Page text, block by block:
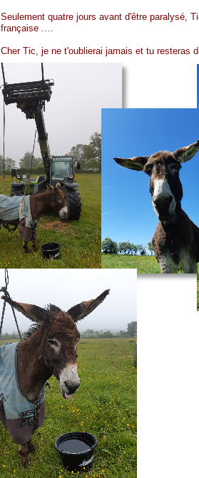
Seulement quatre jours avant d'être paralysé,
française .…
Cher Tic, je ne t'oublierai jamais et tu resteras